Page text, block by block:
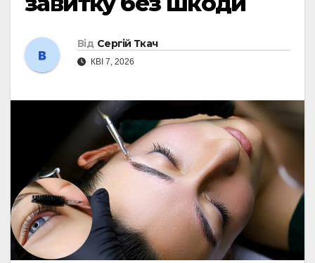
Від Сергій Ткач
КВІ 7, 2026